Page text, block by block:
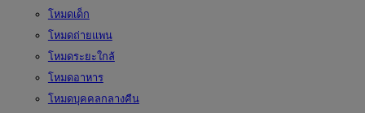
โหมดเด็ก
โหมดถ่ายแพน
โหมดระยะใกล้
โหมดอาหาร
โหมดบุคคลกลางคืน